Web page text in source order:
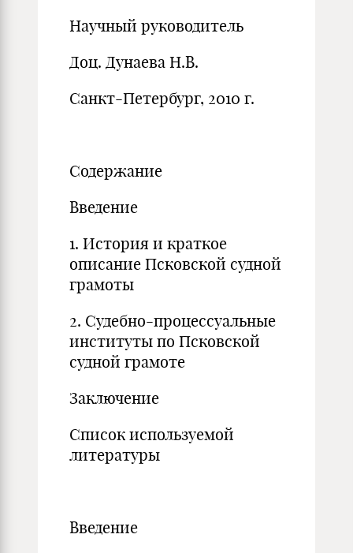
Научный руководитель
Доц. Дунаева Н.В.
Санкт-Петербург, 2010 г.
Содержание
Введение
1. История и краткое
описание Псковской судной
грамоты
2. Судебно-процессуальные
институты по Псковской
судной грамоте
Заключение
Список используемой
литературы
Введение